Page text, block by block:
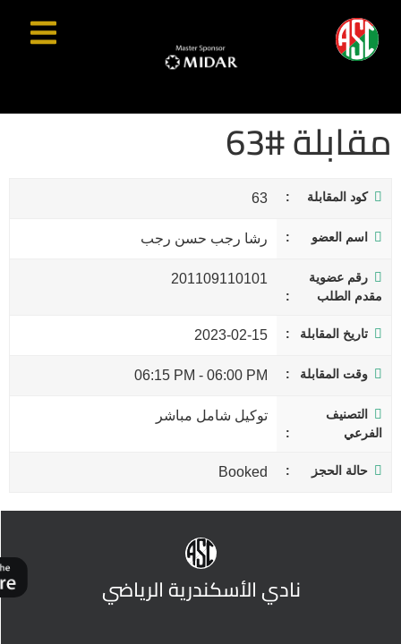
مقابلة #63
كود المقابلة 63
اسم العضو رشا رجب حسن رجب
رقم عضوية
مقدم الطلب
201109110101
تاريخ المقابلة 2023-02-15
وقت المقابلة 06:00 PM
-
06:15 PM
التصنيف
الفرعي
توكيل شامل مباشر
حالة الحجز Booked
نادي الأسكندرية الرياضي